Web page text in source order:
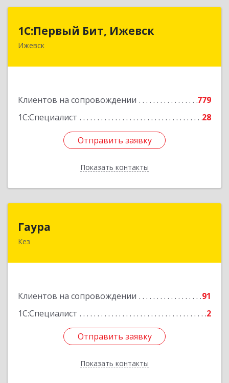
1С:Первый Бит, Ижевск
Ижевск
Клиентов на сопровождении
779
1С:Специалист
28
Отправить заявку
Показать контакты
1С:Первый Бит, Ижевск
Отправить заявку
Назад
Гаура
Кез
Клиентов на сопровождении
91
1С:Специалист
2
Отправить заявку
Показать контакты
Отправить заявку
Назад